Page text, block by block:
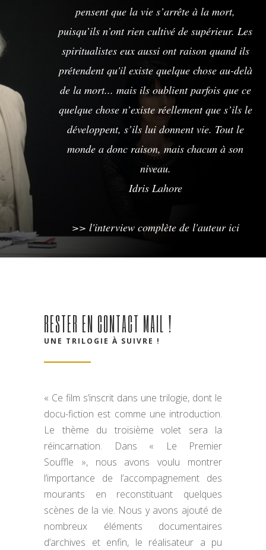
pensent que la vie s’arrête à la mort,
puisqu’ils n’ont rien cultivé de supérieur. Les
spiritualistes eux aussi ont raison quand ils
prétendent qu'il existe quelque chose au-delà
de la mort... mais ils oublient parfois que ce
quelque chose n’existe réellement que s’ils le
développent, s’ils lui donnent vie. Tout le
monde a donc raison, mais chacun à son
niveau.
Idris Lahore
>> l'interview complète de l'auteur ici
RESTER EN CONTACT MAIL !
UNE TRILOGIE À SUIVRE !
« Ce film s’inscrit dans une trilogie, dont le
docu-fiction est comme une introduction.
Le thème du troisième volet sera la
réincarnation. Dans « Le Premier
Souffle », nous avons voulu montrer
l’importance de l’accompagnement des
mourants en reconstituant quelques
scènes de la vie. Nous y avons ajouté de
nombreux éléments documentaires
d’archives et enfin, le réalisateur a pu